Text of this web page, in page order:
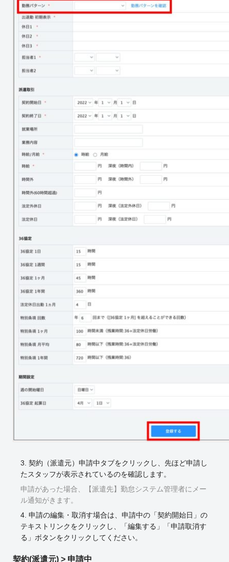
3. 契約（派遣元）申請中タブをクリックし、先ほど申請し
たスタッフが表示されているのを確認します。
申請があった場合、【派遣先】勤怠システム管理者にメー
ル通知がきます。
4. 申請の編集・取消す場合は、申請中の「契約開始日」の
テキストリンクをクリックし、「編集する」「申請取消す
る」ボタンをクリックしてください。
契約(派遣元) > 申請中